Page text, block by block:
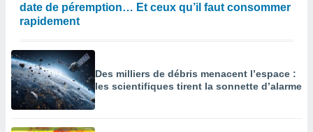
date de péremption… Et ceux qu’il faut consommer
rapidement
Des milliers de débris menacent l’espace :
les scientifiques tirent la sonnette d’alarme